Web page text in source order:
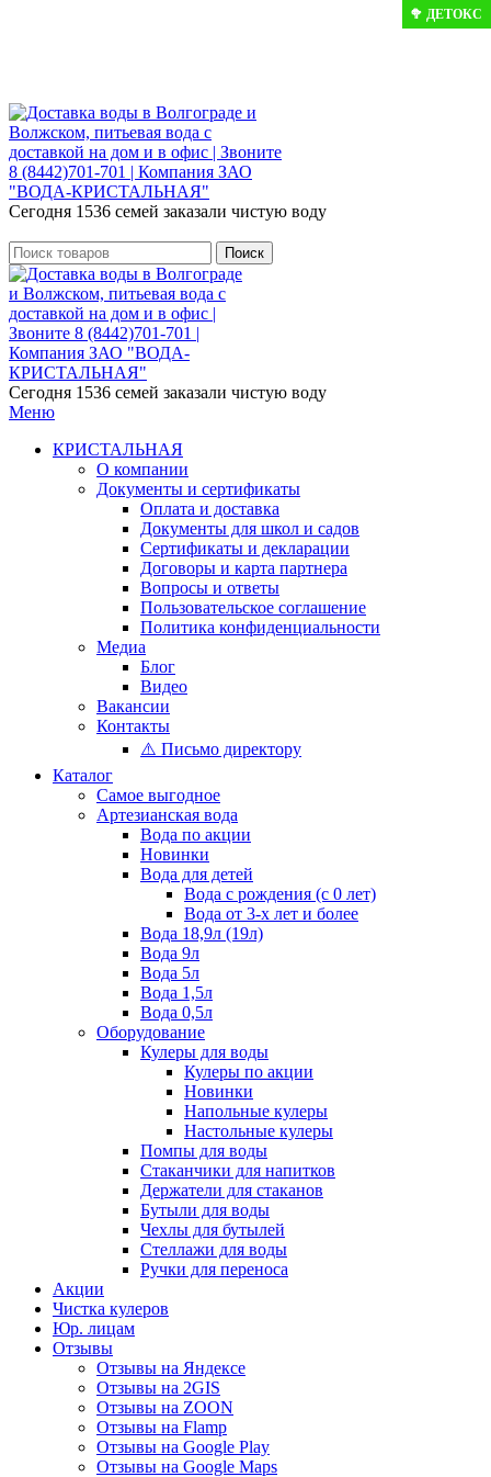
Розыгрыш месячного запаса «Кристальная
Сегодня 1536 семей заказали чистую воду
Поиск
Сегодня 1536 семей заказали чистую воду
Меню
КРИСТАЛЬНАЯ
О компании
Документы и сертификаты
Оплата и доставка
Документы для школ и садов
Сертификаты и декларации
Договоры и карта партнера
Вопросы и ответы
Пользовательское соглашение
Политика конфиденциальности
Медиа
Блог
Видео
Вакансии
Контакты
⚠️ Письмо директору
Каталог
Самое выгодное
Артезианская вода
Вода по акции
Новинки
Вода для детей
Вода с рождения (с 0 лет)
Вода от 3-х лет и более
Вода 18,9л (19л)
Вода 9л
Вода 5л
Вода 1,5л
Вода 0,5л
Оборудование
Кулеры для воды
Кулеры по акции
Новинки
Напольные кулеры
Настольные кулеры
Помпы для воды
Стаканчики для напитков
Держатели для стаканов
Бутыли для воды
Чехлы для бутылей
Стеллажи для воды
Ручки для переноса
Акции
Чистка кулеров
Юр. лицам
Отзывы
Отзывы на Яндексе
Отзывы на 2GIS
Отзывы на ZOON
Отзывы на Flamp
Отзывы на Google Play
Отзывы на Google Maps
🥦 ДЕТОКС
🥦 ДЕТОКС